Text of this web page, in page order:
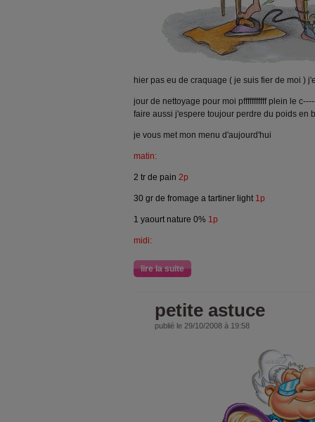
hier pas eu de craquage ( je suis fier de moi )
jour de nettoyage pour moi pfffffffffff plein le
faire aussi j'espere toujour perdre du poids en
je vous met mon menu d'aujourd'hui
matin:
2 tr de pain 2p
30 gr de fromage a tartiner light 1p
1 yaourt nature 0% 1p
midi:
lire la suite
petite astuce
publié le 29/10/2008 à 19:58